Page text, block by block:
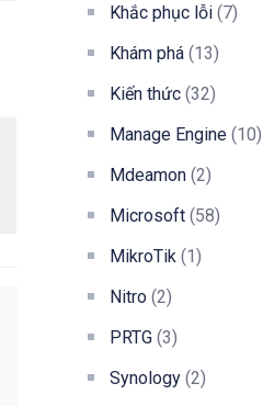
Khắc phục lỗi (7)
Khám phá (13)
Kiến thức (32)
Manage Engine (10)
Mdeamon (2)
Microsoft (58)
MikroTik (1)
Nitro (2)
PRTG (3)
Synology (2)